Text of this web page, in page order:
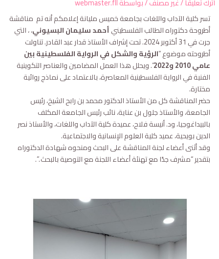
تعليقاً/غير مصنف/ بواسطةwebmaster.fll
تسر كلية الآداب واللغات بجامعة خميس مليانة إعلامكم أنه تم مناقشة
أطروحة دكتوراه الطالب الفلسطينيأحمد سليمان البسيوني، ، التي
جرت في 31 أكتوبر 2024. تحت إشراف الأستاذ قدار عبد القادر. تناولت
أطروحته موضوع “الرؤية والشكل في الرواية الفلسطينية بين
عامي 2010 و2022
“. ويحلل هذا العمل المضامين والعناصر التكوينية
الفنية في الرواية الفلسطينية المعاصرة، بالاعتماد على نماذج روائية
مختارة.
حضر المناقشة كل من الأستاذ الدكتور محمد بن رابح الشيخ، رئيس
الجامعة، والأستاذ جلول بن عناية، نائب رئيس الجامعة المكلف
بالبيداغوجيا، ود. أنيسة فلاح، عميدة كلية الآداب واللغات، والأستاذ نصر
الدين بويحية، عميد كلية العلوم الإنسانية والاجتماعية.
وقد أثنى أعضاء لجنة المناقشة على البحث ومنحوه شهادة الدكتوراه
بتقدير “مشرف جدًا مع تهنئة أعضاء اللجنة مع التوصية بالبحث .”.